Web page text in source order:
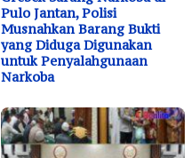
Pulo Jantan, Polisi
Musnahkan Barang Bukti
yang Diduga Digunakan
untuk Penyalahgunaan
Narkoba